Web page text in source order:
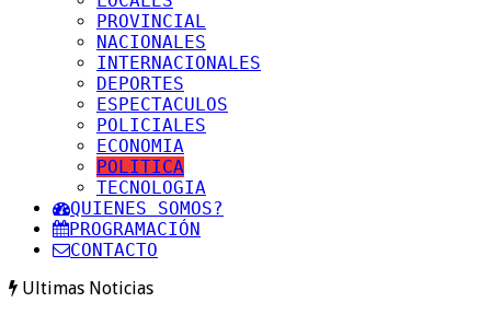
PROVINCIAL
NACIONALES
INTERNACIONALES
DEPORTES
ESPECTACULOS
POLICIALES
ECONOMIA
POLITICA
TECNOLOGIA
QUIENES SOMOS?
PROGRAMACIÓN
CONTACTO
Ultimas Noticias